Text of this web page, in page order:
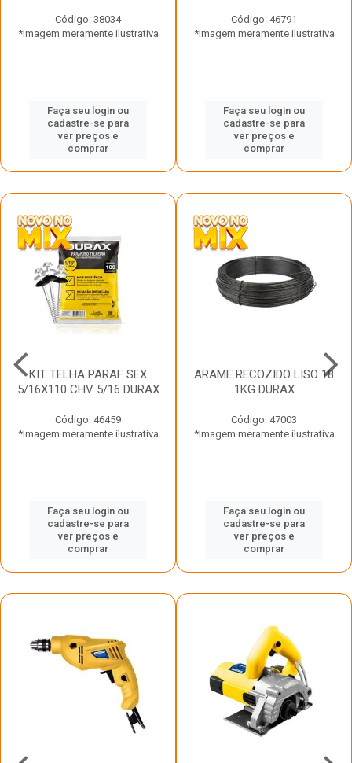
Código: 38034
*Imagem meramente ilustrativa
Faça seu login ou
cadastre-se para
ver preços e
comprar
Código: 46791
*Imagem meramente ilustrativa
Faça seu login ou
cadastre-se para
ver preços e
comprar
KIT TELHA PARAF SEX
5/16X110 CHV 5/16 DURAX
Código: 46459
*Imagem meramente ilustrativa
Faça seu login ou
cadastre-se para
ver preços e
comprar
ARAME RECOZIDO LISO 18
1KG DURAX
Código: 47003
*Imagem meramente ilustrativa
Faça seu login ou
cadastre-se para
ver preços e
comprar